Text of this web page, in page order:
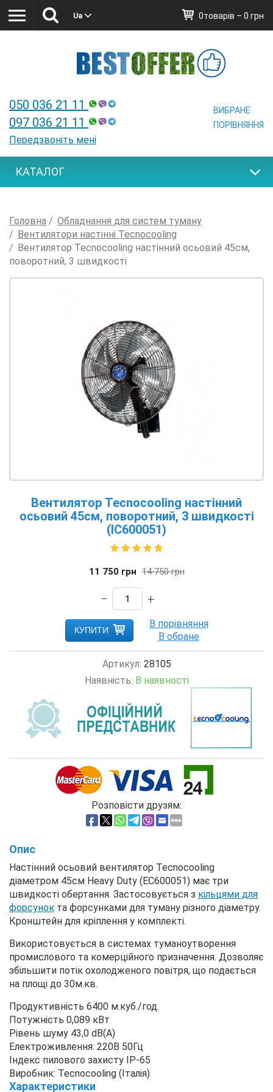
Ua
050 036 21 11
097 036 21 11
Передзвоніть мені
0товарів – 0 грн
ВИБРАНЕ
ПОРІВНЯННЯ
КАТАЛОГ
Головна
Обладнання для систем туману
Вентилятори настінні Tecnocooling
Вентилятор Tecnocooling настінний осьовий 45см,
поворотний, 3 швидкості
Вентилятор Tecnocooling настінний
осьовий 45см, поворотний, 3 швидкості
(IC600051)
11 750 грн 14 750грн
− +
КУПИТИ
Артикул: 28105
Наявність: В наявності
Розповісти друзям:
Опис
Настінний осьовий вентилятор Tecnocooling
діаметром 45см Heavy Duty (EC600051) має три
швидкості обертання. Застосовується з кільцями для
форсунок та форсунками для туману різного діаметру.
Кронштейн для кріплення у комплекті.
Використовується в системах туманоутворення
промислового та комерційного призначення. Дозволяє
збільшити потік охолодженого повітря, що подається
на площі до 30м.кв.
Продуктивність 6400 м.куб./год.
Потужність 0,089 кВт
Рівень шуму 43,0 dB(A)
Електроживлення: 220В 50Гц
Індекс пилового захисту IP-65
Виробник: Tecnocooling (Італія)
Характеристики